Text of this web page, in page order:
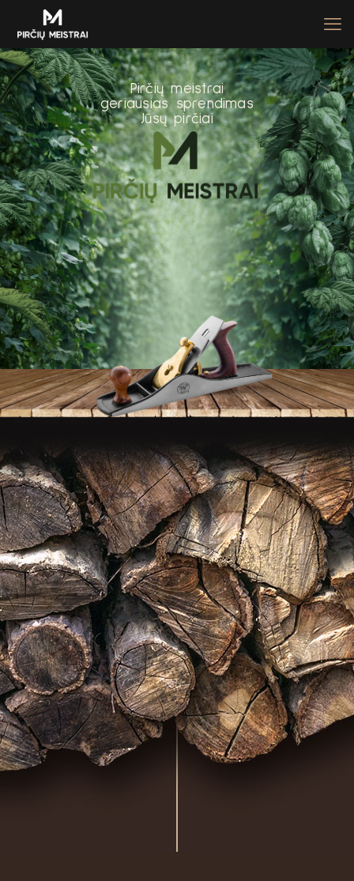
Pirčių meistrai
geriausias sprendimas
Jūsų pirčiai